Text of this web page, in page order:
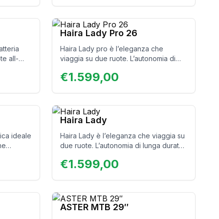
all-
su
Haira Lady Pro 26
Haira Lady pro è l’eleganza che
viaggia su due ruote. L’autonomia di
ideale per lunghe passeggiate o per
staffa e cestino di serie inclusi!
€1.599,00
ideale
Il
Haira Lady
Haira Lady è l’eleganza che viaggia su
due ruote. L’autonomia di lunga durata
passeggiate o per gli spostamenti in
€1.599,00
ASTER MTB 29″